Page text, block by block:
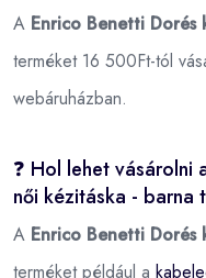
A Enrico Benetti Dorés
terméket 16 500Ft-tól
webáruházban.
❓ Hol lehet vásárolni
női kézitáska - barna
A Enrico Benetti Dorés
terméket például a